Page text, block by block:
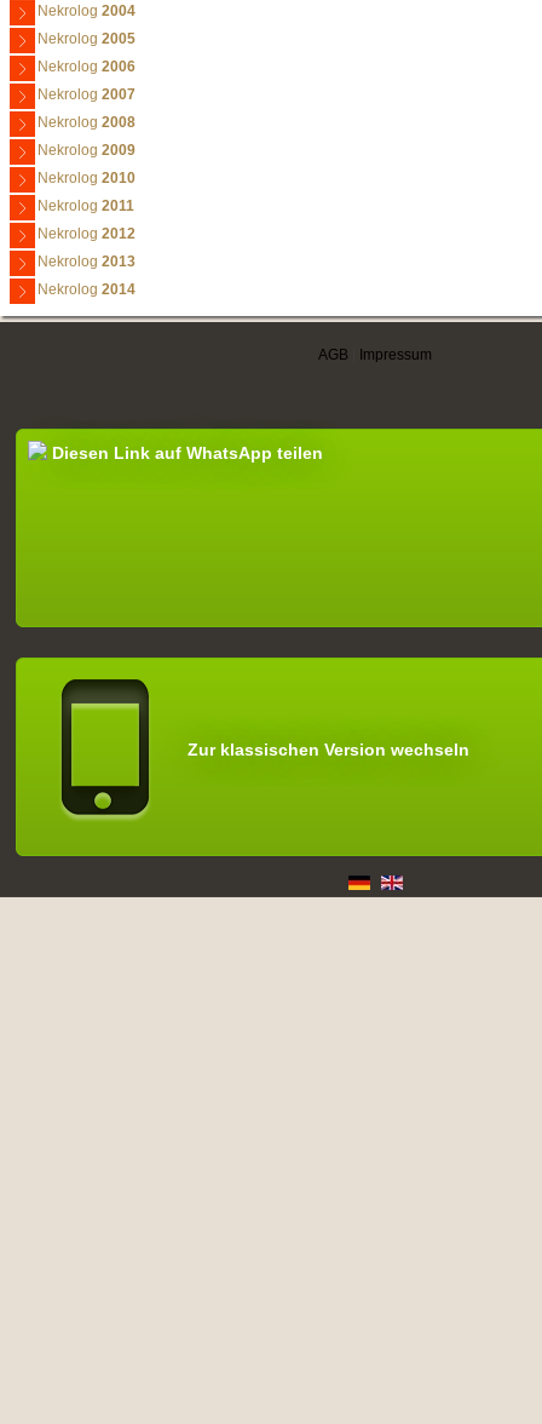
Nekrolog 2004
Nekrolog 2005
Nekrolog 2006
Nekrolog 2007
Nekrolog 2008
Nekrolog 2009
Nekrolog 2010
Nekrolog 2011
Nekrolog 2012
Nekrolog 2013
Nekrolog 2014
AGB Impressum
Diesen Link auf WhatsApp teilen
Zur klassischen Version wechseln